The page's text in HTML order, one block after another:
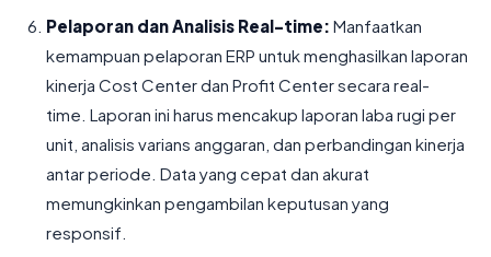
Pelaporan dan Analisis Real-time: Manfaatkan
kemampuan pelaporan ERP untuk menghasilkan laporan
kinerja Cost Center dan Profit Center secara real-
time. Laporan ini harus mencakup laporan laba rugi per
unit, analisis varians anggaran, dan perbandingan kinerja
antar periode. Data yang cepat dan akurat
memungkinkan pengambilan keputusan yang
responsif.